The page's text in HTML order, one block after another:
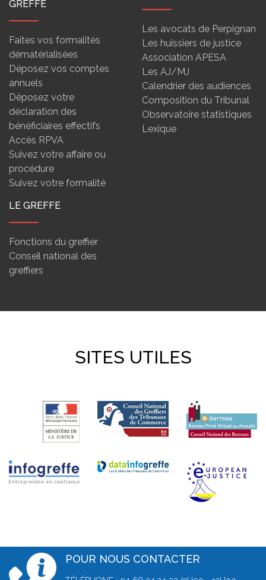
GREFFE
Faites vos formalités
dématérialisées
Déposez vos comptes
annuels
Déposez votre
déclaration des
bénéficiaires effectifs
Accès RPVA
Suivez votre affaire ou
procédure
Suivez votre formalité
Les avocats de Perpignan
Les huissiers de justice
Association APESA
Les AJ/MJ
Calendrier des audiences
Composition du Tribunal
Observatoire statistiques
Lexique
LE GREFFE
Fonctions du greffier
Conseil national des
greffiers
SITES UTILES
POUR NOUS CONTACTER